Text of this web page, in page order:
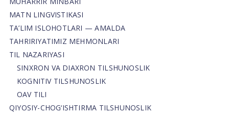
MATN LINGVISTIKASI
TA’LIM ISLOHOTLARI — AMALDA
TAHRIRIYATIMIZ MEHMONLARI
TIL NAZARIYASI
SINXRON VA DIAXRON TILSHUNOSLIK
KOGNITIV TILSHUNOSLIK
OAV TILI
QIYOSIY-CHOG‘ISHTIRMA TILSHUNOSLIK